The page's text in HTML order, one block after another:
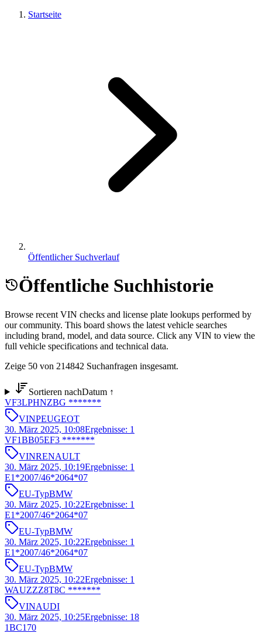
Startseite
Öffentlicher Suchverlauf
Öffentliche Suchhistorie
Browse recent VIN checks and license plate lookups performed by
our community. This board shows the latest vehicle searches
including brand, model, and data source. Click any VIN to view the
full vehicle specifications and technical data.
Zeige 50 von 214842 Suchanfragen insgesamt.
Sortieren nachDatum ↑
VF3LPHNZBG *******
VINPEUGEOT
30. März 2025, 10:08Ergebnisse: 1
VF1BB05EF3 *******
VINRENAULT
30. März 2025, 10:19Ergebnisse: 1
E1*2007/46*2064*07
EU-TypBMW
30. März 2025, 10:22Ergebnisse: 1
E1*2007/46*2064*07
EU-TypBMW
30. März 2025, 10:22Ergebnisse: 1
E1*2007/46*2064*07
EU-TypBMW
30. März 2025, 10:22Ergebnisse: 1
WAUZZZ8T8C *******
VINAUDI
30. März 2025, 10:25Ergebnisse: 18
1BC170